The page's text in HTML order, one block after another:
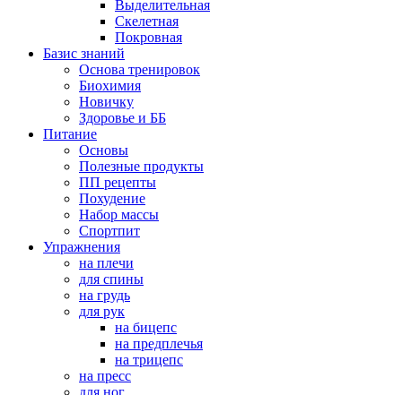
Выделительная
Скелетная
Покровная
Базис знаний
Основа тренировок
Биохимия
Новичку
Здоровье и ББ
Питание
Основы
Полезные продукты
ПП рецепты
Похудение
Набор массы
Спортпит
Упражнения
на плечи
для спины
на грудь
для рук
на бицепс
на предплечья
на трицепс
на пресс
для ног